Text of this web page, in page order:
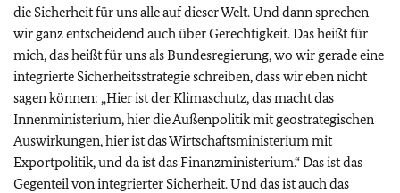
die Sicherheit für uns alle auf dieser Welt. Und dann sprechen
wir ganz entscheidend auch über Gerechtigkeit. Das heißt für
mich, das heißt für uns als Bundesregierung, wo wir gerade eine
integrierte Sicherheitsstrategie schreiben, dass wir eben nicht
sagen können: „Hier ist der Klimaschutz, das macht das
Innenministerium, hier die Außenpolitik mit geostrategischen
Auswirkungen, hier ist das Wirtschaftsministerium mit
Exportpolitik, und da ist das Finanzministerium.“ Das ist das
Gegenteil von integrierter Sicherheit. Und das ist auch das